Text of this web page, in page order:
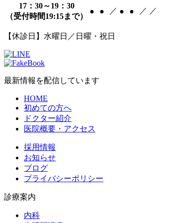
17：30～19：30
（受付時間19:15まで）
● ● ／ ● ● ／ ／
【休診日】水曜日／日曜・祝日
最新情報を配信しています
HOME
初めての方へ
ドクター紹介
医院概要・アクセス
採用情報
お知らせ
ブログ
プライバシーポリシー
診療案内
内科